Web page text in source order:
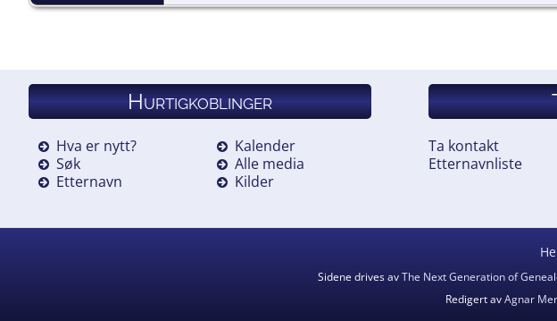
Hurtigkoblinger
Hva er nytt?
Søk
Etternavn
Kalender
Alle media
Kilder
Ta kontakt
Etternavnliste
Sidene drives avThe Next Generation of
Redigert avAgnar